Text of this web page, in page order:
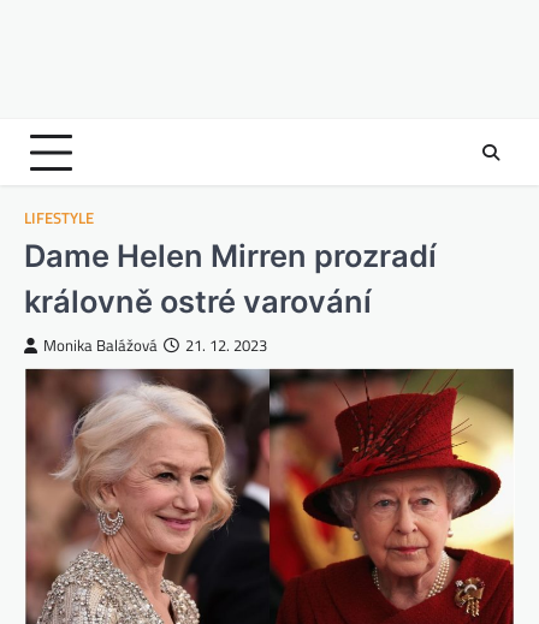
LIFESTYLE
Dame Helen Mirren prozradí
královně ostré varování
Monika Balážová 21. 12. 2023